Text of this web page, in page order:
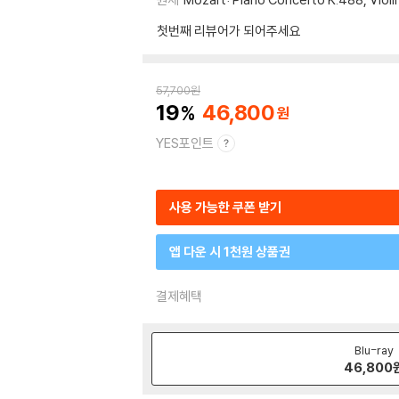
첫번째 리뷰어가 되어주세요
57,700원
19 46,800
YES포인트
사용 가능한 쿠폰 받기
앱 다운 시 1천원 상품권
결제혜택
Blu-ray
46,800